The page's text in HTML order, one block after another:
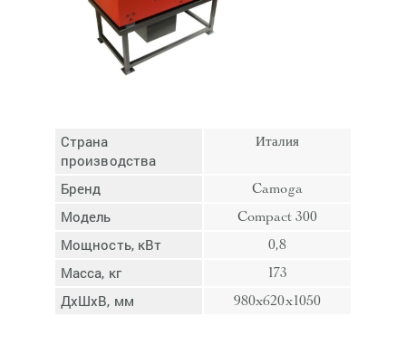
Страна
производства
Италия
Бренд Camoga
Модель Compact 300
Мощность, кВт 0,8
Масса, кг 173
ДхШхВ, мм 980x620x1050